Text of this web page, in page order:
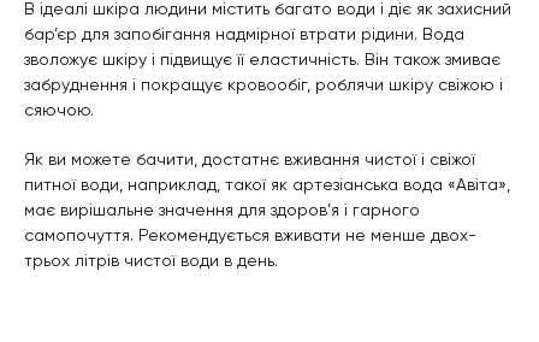
В ідеалі шкіра людини містить багато води і діє як захисний
бар’єр для запобігання надмірної втрати рідини. Вода
зволожує шкіру і підвищує її еластичність. Він також змиває
забруднення і покращує кровообіг, роблячи шкіру свіжою і
сяючою.
Як ви можете бачити, достатнє вживання чистої і свіжої
питної води, наприклад, такої як артезіанська вода «Авіта»,
має вирішальне значення для здоров’я і гарного
самопочуття. Рекомендується вживати не менше двох-
трьох літрів чистої води в день.